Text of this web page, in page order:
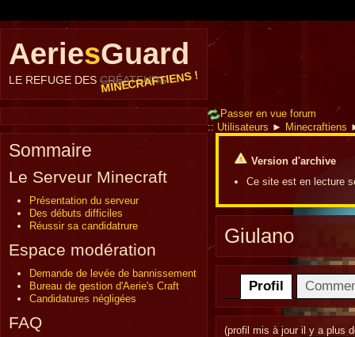
AeriesGuard
LE REFUGE DES CRÉATEURS
MINECRAFTIENS !
Sommaire
Le Serveur Minecraft
Présentation du serveur
Des débuts difficiles
Réussir sa candidatrure
Espace modération
Demande de levée de bannissement
Bureau de gestion d'Aerie's Craft
Candidatures négligées
FAQ
Passer en vue forum
:: Utilisateurs ► Minecraftiens
Version d'archive
Ce site est en lecture
Giulano
Profil
(profil mis à jour il y a plus